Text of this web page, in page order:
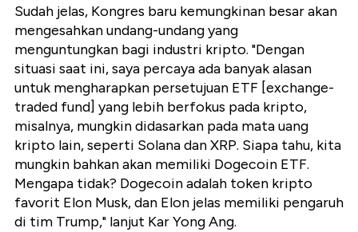
Sudah jelas, Kongres baru kemungkinan besar akan
mengesahkan undang-undang yang
menguntungkan bagi industri kripto. "Dengan
situasi saat ini, saya percaya ada banyak alasan
untuk mengharapkan persetujuan ETF [exchange-
traded fund] yang lebih berfokus pada kripto,
misalnya, mungkin didasarkan pada mata uang
kripto lain, seperti Solana dan XRP. Siapa tahu, kita
mungkin bahkan akan memiliki Dogecoin ETF.
Mengapa tidak? Dogecoin adalah token kripto
favorit Elon Musk, dan Elon jelas memiliki pengaruh
di tim Trump," lanjut Kar Yong Ang.